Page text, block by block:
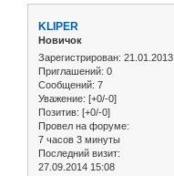
KLIPER
Новичок
Зарегистрирован: 21.01.2013
Приглашений: 0
Сообщений: 7
Уважение: [+0/-0]
Позитив: [+0/-0]
Провел на форуме:
7 часов 3 минуты
Последний визит:
27.09.2014 15:08